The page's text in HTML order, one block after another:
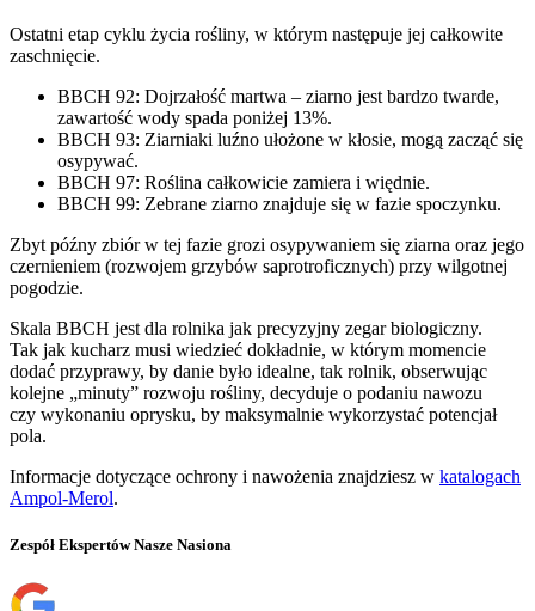
Ostatni etap cyklu życia rośliny, w którym następuje jej całkowite
zaschnięcie.
BBCH 92: Dojrzałość martwa – ziarno jest bardzo twarde,
zawartość wody spada poniżej 13%.
BBCH 93: Ziarniaki luźno ułożone w kłosie, mogą zacząć się
osypywać.
BBCH 97: Roślina całkowicie zamiera i więdnie.
BBCH 99: Zebrane ziarno znajduje się w fazie spoczynku.
Zbyt późny zbiór w tej fazie grozi osypywaniem się ziarna oraz jego
czernieniem (rozwojem grzybów saprotroficznych) przy wilgotnej
pogodzie.
Skala BBCH jest dla rolnika jak precyzyjny zegar biologiczny.
Tak jak kucharz musi wiedzieć dokładnie, w którym momencie
dodać przyprawy, by danie było idealne, tak rolnik, obserwując
kolejne „minuty” rozwoju rośliny, decyduje o podaniu nawozu
czy wykonaniu oprysku, by maksymalnie wykorzystać potencjał
pola.
Informacje dotyczące ochrony i nawożenia znajdziesz w katalogach
Ampol-Merol.
Zespół Ekspertów Nasze Nasiona